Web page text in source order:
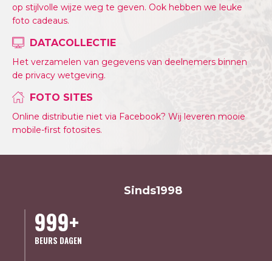
op stijlvolle wijze weg te geven. Ook hebben we leuke
foto cadeaus.
DATACOLLECTIE
Het verzamelen van gegevens van deelnemers binnen
de privacy wetgeving.
FOTO SITES
Online distributie niet via Facebook? Wij leveren mooie
mobile-first fotosites.
Sinds1998
999+
BEURS DAGEN